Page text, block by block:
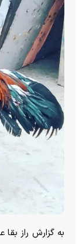
به گزارش راز